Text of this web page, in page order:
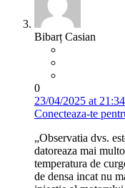
Bibarț Casian
0
23/04/2025 at 21:34
Conecteaza-te
„Observatia dvs.
datoreaza mai
temperatura de
de densa incat nu